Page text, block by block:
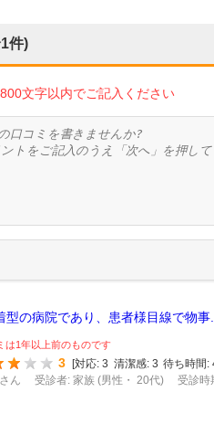
1件)
文字以内でご記入ください
型の病院であり、患者様目線で物事
は1年以上前のものです
3 [対応: 3 清潔感: 3 待ち時間:
ん
受診者: 家族 (男性・ 20代) 受診時